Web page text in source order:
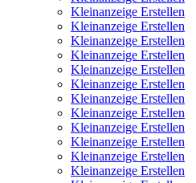
Kleinanzeige Erstellen
Kleinanzeige Erstellen
Kleinanzeige Erstellen
Kleinanzeige Erstellen
Kleinanzeige Erstellen
Kleinanzeige Erstellen
Kleinanzeige Erstellen
Kleinanzeige Erstellen
Kleinanzeige Erstellen
Kleinanzeige Erstellen
Kleinanzeige Erstellen
Kleinanzeige Erstellen